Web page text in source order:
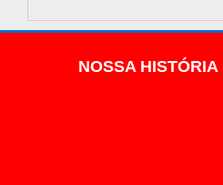
NOSSA HISTÓRIA